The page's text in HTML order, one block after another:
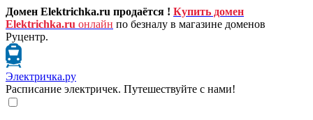
Домен Elektrichka.ru продаётся ! Купить домен
Elektrichka.ru онлайн по безналу в магазине доменов
Руцентр.
Электричка.ру
Расписание электричек. Путешествуйте с нами!